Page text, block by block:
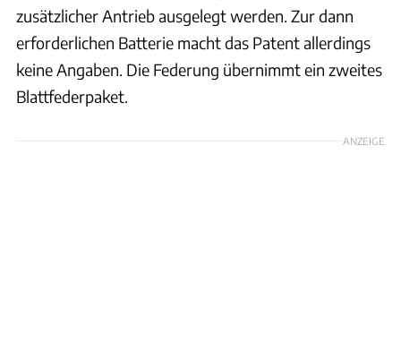
zusätzlicher Antrieb ausgelegt werden. Zur dann
erforderlichen Batterie macht das Patent allerdings
keine Angaben. Die Federung übernimmt ein zweites
Blattfederpaket.
ANZEIGE